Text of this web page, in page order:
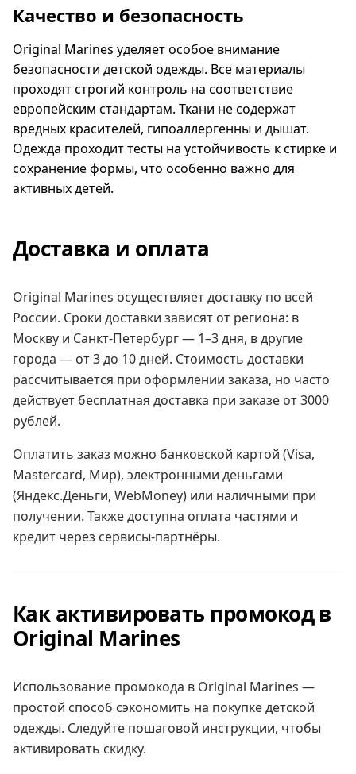
Качество и безопасность
Original Marines уделяет особое внимание
безопасности детской одежды. Все материалы
проходят строгий контроль на соответствие
европейским стандартам. Ткани не содержат
вредных красителей, гипоаллергенны и дышат.
Одежда проходит тесты на устойчивость к стирке и
сохранение формы, что особенно важно для
активных детей.
Доставка и оплата
Original Marines осуществляет доставку по всей
России. Сроки доставки зависят от региона: в
Москву и Санкт-Петербург — 1–3 дня, в другие
города — от 3 до 10 дней. Стоимость доставки
рассчитывается при оформлении заказа, но часто
действует бесплатная доставка при заказе от 3000
рублей.
Оплатить заказ можно банковской картой (Visa,
Mastercard, Мир), электронными деньгами
(Яндекс.Деньги, WebMoney) или наличными при
получении. Также доступна оплата частями и
кредит через сервисы-партнёры.
Как активировать промокод в
Original Marines
Использование промокода в Original Marines —
простой способ сэкономить на покупке детской
одежды. Следуйте пошаговой инструкции, чтобы
активировать скидку.